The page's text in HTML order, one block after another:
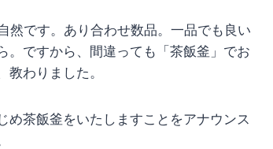
然です。あり合わせ数品。一品でも良い
。ですから、間違っても「茶飯釜」でお
わりました。
茶飯釜をいたしますことをアナウンス